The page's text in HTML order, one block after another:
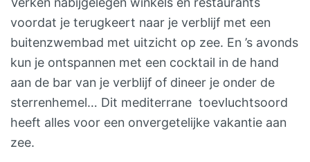
voordat je terugkeert naar je verblijf met een
buitenzwembad met uitzicht op zee. En ’s avonds
kun je ontspannen met een cocktail in de hand
aan de bar van je verblijf of dineer je onder de
sterrenhemel… Dit mediterrane toevluchtsoord
heeft alles voor een onvergetelijke vakantie aan
zee.